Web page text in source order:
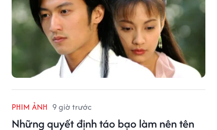
PHIM ẢNH 9 giờ trước
Những quyết định táo bạo làm nên tên